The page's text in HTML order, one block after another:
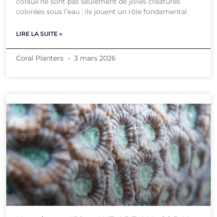
colorées sous l’eau : ils jouent un rôle fondamental
LIRE LA SUITE »
Coral Planters 3 mars 2026